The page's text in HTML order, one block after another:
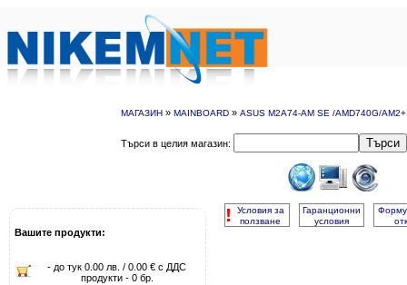
МАГАЗИН » MAINBOARD » ASUS M2A74-AM SE /AMD740G/AM2+
Търси в целия магазин: Търси
Вашите продукти:
- до тук 0.00 лв. / 0.00 € с ДДС
продукти - 0 бр.
!
Условия за
ползване
Гаранционни
условия